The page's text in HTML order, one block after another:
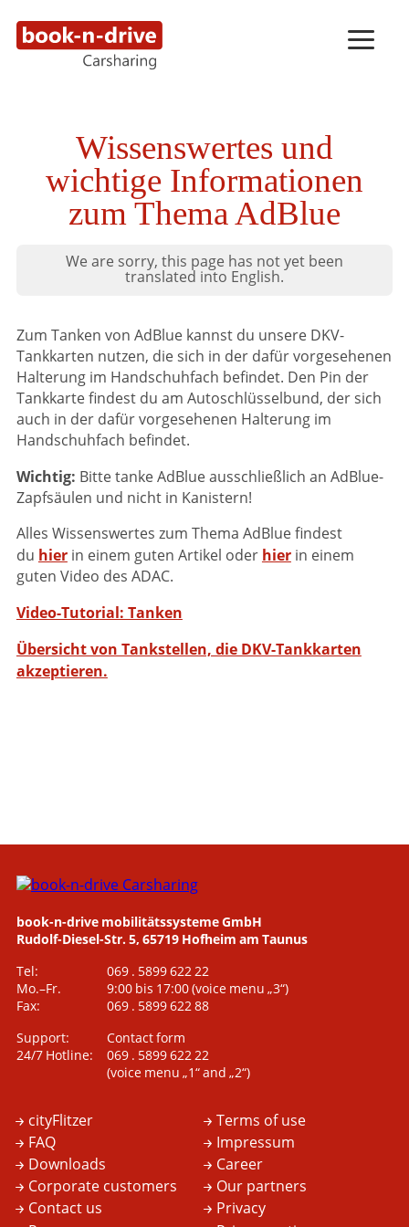
Wissenswertes und
wichtige Informationen
zum Thema AdBlue
We are sorry, this page has not yet been
translated into English.
Zum Tanken von AdBlue kannst du unsere DKV-
Tankkarten nutzen, die sich in der dafür vorgesehenen
Halterung im Handschuhfach befindet. Den Pin der
Tankkarte findest du am Autoschlüsselbund, der sich
auch in der dafür vorgesehenen Halterung im
Handschuhfach befindet.
Wichtig: Bitte tanke AdBlue ausschließlich an AdBlue-
Zapfsäulen und nicht in Kanistern!
Alles Wissenswertes zum Thema AdBlue findest
du hierin einem guten Artikel oder hier in einem
guten Video des ADAC.
Video-Tutorial: Tanken
Übersicht von Tankstellen, die DKV-Tankkarten
akzeptieren.
book-n-drive mobilitätssysteme GmbH
Rudolf-Diesel-Str. 5, 65719 Hofheim am Taunus
Tel:
069 . 5899 622 22
Mo.–Fr.
9:00 bis 17:00(voice menu „3“)
Fax:
069 . 5899 622 88
Support:
Contact form
24/7 Hotline:
069 . 5899 622 22
(voice menu „1“ and „2“)
cityFlitzer
FAQ
Downloads
Corporate customers
Contact us
Terms of use
Impressum
Career
Our partners
Privacy